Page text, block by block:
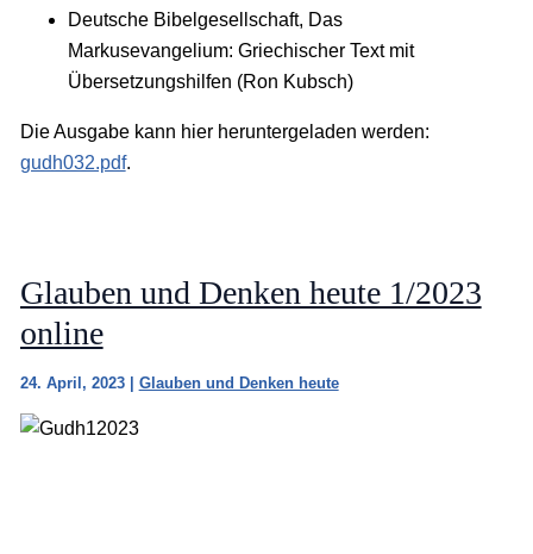
Deutsche Bibelgesellschaft, Das
Markusevangelium: Griechischer Text mit
Übersetzungshilfen (Ron Kubsch)
Die Ausgabe kann hier heruntergeladen werden:
gudh032.pdf.
Glauben und Denken heute 1/2023
online
24. April, 2023 Glauben und Denken heute